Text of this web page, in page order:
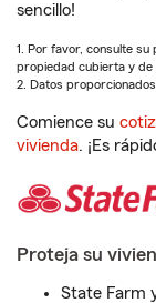
sencillo!
1. Por favor, consulte
propiedad cubierta y de
2. Datos
Comience su
vivienda. ¡Es
Proteja su
State Farm